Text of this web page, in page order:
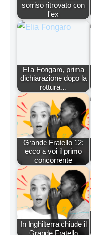
sorriso ritrovato con
l'ex
Elia Fongaro, prima
dichiarazione dopo la
rottura…
Grande Fratello 12:
ecco a voi il primo
concorrente
In Inghilterra chiude il
Grande Fratello